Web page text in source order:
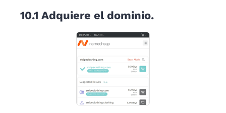
10.1 Adquiere el dominio.